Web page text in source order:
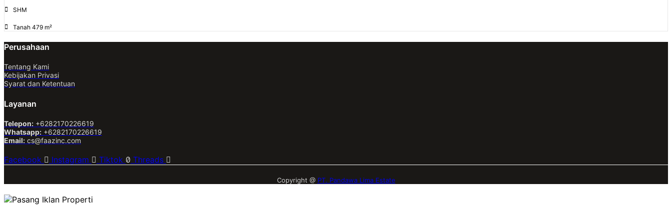
SHM
Tanah 479 m²
Perusahaan
Tentang Kami
Kebijakan Privasi
Syarat dan Ketentuan
Layanan
Telepon: +6282170226619
Whatsapp: +6282170226619
Email: cs@faazinc.com
Facebook Instagram Tiktok Threads
Copyright @ PT. Pandawa Lima Estate